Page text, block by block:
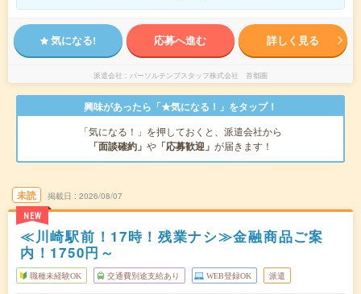
気になる! 応募へ進む 詳しく見る
派遣会社 パーソルテンプスタッフ株式会社 首都圏
興味があったら「★気になる！」をタップ！
「気になる！」を押しておくと、派遣会社から
「面談確約」 や 「応募歓迎」 が届きます！
未読
NEW
掲載日 2026/08/07
≪川崎駅前！17時！残業ナシ≫金融商品ご案
内！1750円～
職種未経験OK 交通費別途支給あり WEB登録OK 派遣